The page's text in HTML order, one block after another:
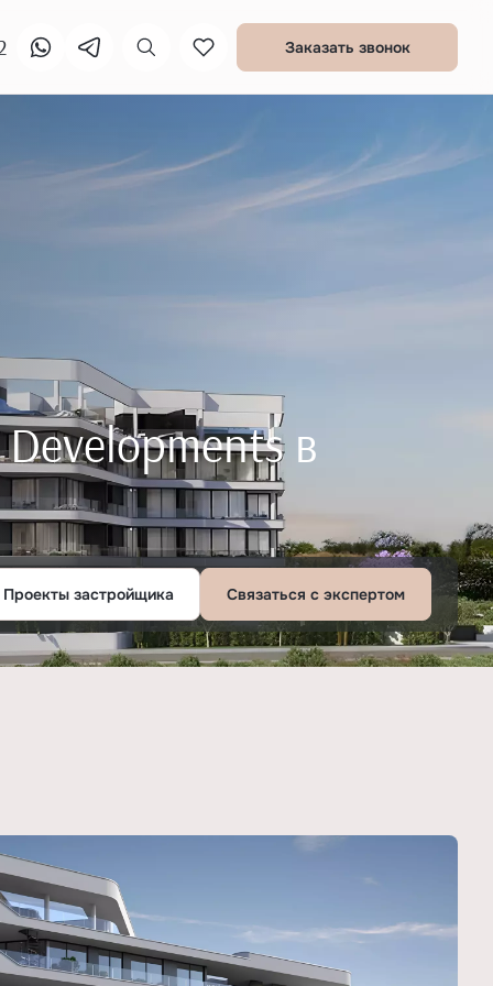
Заказать звонок
в
Проекты застройщика Связаться с экспертом